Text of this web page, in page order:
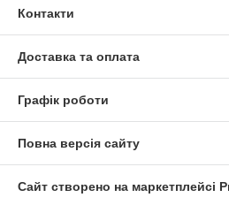
Контакти
Доставка та оплата
Графік роботи
Повна версія сайту
Сайт створено на маркетплейсі